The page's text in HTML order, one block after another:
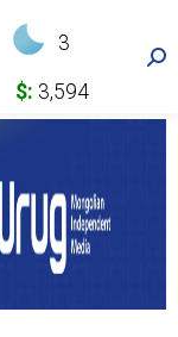
3
$: 3,594